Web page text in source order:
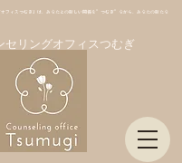
フィスつむぎ」は、あなたとの新しい関係を”つむぎ”ながら、あなたの新たな
セリングオフィスつむぎ